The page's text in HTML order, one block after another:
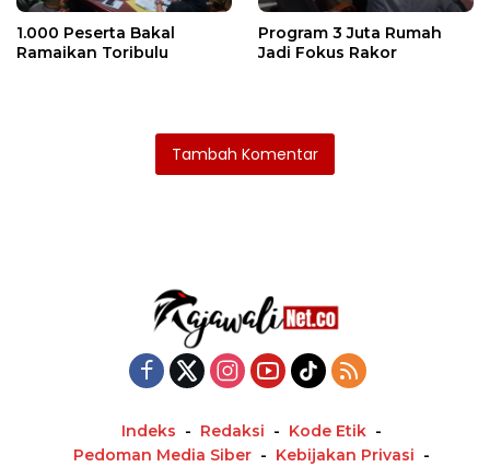
1.000 Peserta Bakal
Ramaikan Toribulu
Program 3 Juta Rumah
Jadi Fokus Rakor
Tambah Komentar
Indeks Redaksi
Kode Etik
Pedoman Media Siber
Kebijakan Privasi